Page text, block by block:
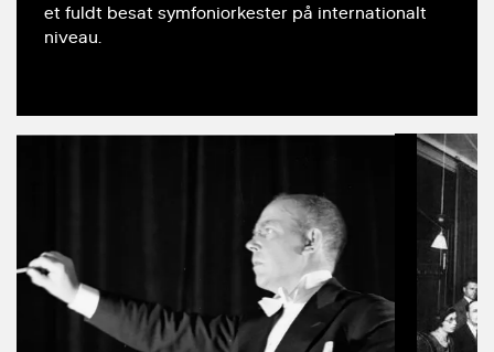
et fuldt besat symfoniorkester på internationalt
niveau.